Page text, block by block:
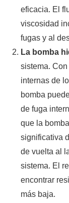
eficacia. El
viscosidad
fugas y al
La bomba
sistema.
internas de
bomba
de fuga
que la
significativa
de vuelta al
sistema. El
encontrar
más baja.